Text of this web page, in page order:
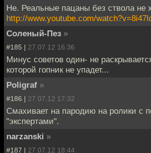
Не. Реальные пацаны без ствола не
http://www.youtube.com/
Соленый-Пез »
#185 | 27.07.12 16:36
Минус советов один- не
которой гопник не упадет...
Poligraf »
#186 | 27.07.12 17:32
Смахивает на пародию на ролики с
"экспертами".
narzanski »
#187 | 27.07.12 18:44